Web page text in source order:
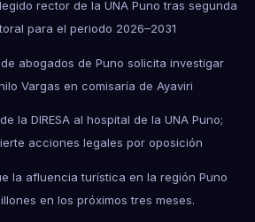
rector de la UNA Puno tras segunda
para el periodo 2026–2031
abogados de Puno solicita investigar
Vargas en comisaría de Ayaviri
la DIRESA al hospital de la UNA Puno;
acciones legales por oposición
la afluencia turística en la región Puno
en los próximos tres meses.